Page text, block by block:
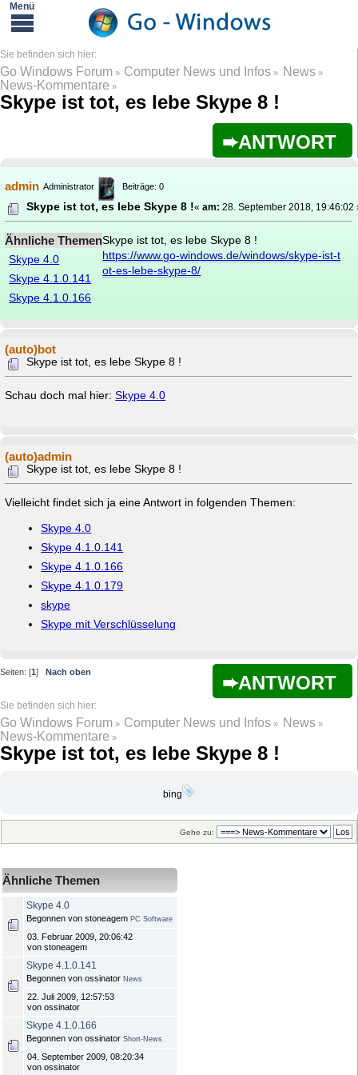
Go Windows Forum » Computer News und Infos » News»
News-Kommentare »
Skype ist tot, es lebe Skype 8 !
ANTWORT
admin Administrator Beiträge: 0
Skype ist tot, es lebe Skype 8 !«am: 28. September 2018, 19:46:02
Ähnliche Themen
Skype 4.0
Skype 4.1.0.141
Skype 4.1.0.166
Skype ist tot, es lebe Skype 8 !
https://www.go-windows.de/windows/skype-ist-t
ot-es-lebe-skype-8/
(auto)bot
Skype ist tot, es lebe Skype 8 !
Schau doch mal hier:Skype 4.0
(auto)admin
Skype ist tot, es lebe Skype 8 !
Vielleicht findet sich ja eine Antwort in folgenden Themen:
Skype 4.0
Skype 4.1.0.141
Skype 4.1.0.166
Skype 4.1.0.179
skype
Skype mit Verschlüsselung
ANTWORT
Seiten: [1] Nach oben
Go Windows Forum » Computer News und Infos » News»
News-Kommentare »
Skype ist tot, es lebe Skype 8 !
bing
Gehe zu:
Ähnliche Themen
Skype 4.0
Begonnen von stoneagem PC Software
03. Februar 2009, 20:06:42
von stoneagem
Skype 4.1.0.141
Begonnen von ossinator News
22. Juli 2009, 12:57:53
von ossinator
Skype 4.1.0.166
Begonnen von ossinator Short-News
04. September 2009, 08:20:34
von ossinator